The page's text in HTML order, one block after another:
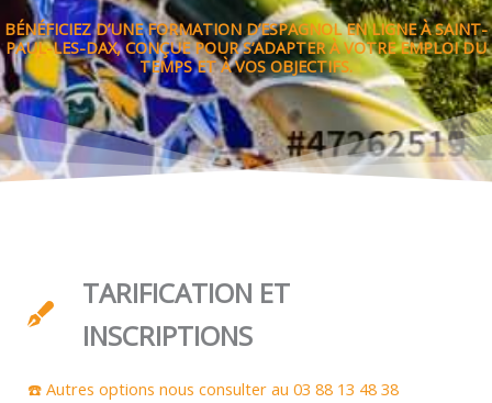
BÉNÉFICIEZ D’UNE FORMATION D’ESPAGNOL EN LIGNE À SAINT-
PAUL-LES-DAX, CONÇUE POUR S’ADAPTER À VOTRE EMPLOI DU
TEMPS ET À VOS OBJECTIFS.
TARIFICATION ET
INSCRIPTIONS
☎️ Autres options nous consulter au 03 88 13 48 38